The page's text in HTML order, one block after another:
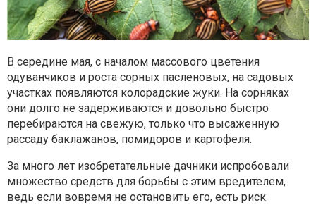
В середине мая, с началом массового цветения
одуванчиков и роста сорных пасленовых, на садовых
участках появляются колорадские жуки. На сорняках
они долго не задерживаются и довольно быстро
перебираются на свежую, только что высаженную
рассаду баклажанов, помидоров и картофеля.
За много лет изобретательные дачники испробовали
множество средств для борьбы с этим вредителем,
ведь если вовремя не остановить его, есть риск